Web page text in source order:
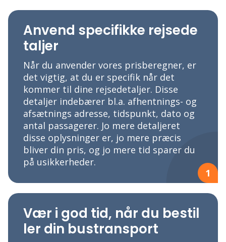
Anvend specifikke rejsede
taljer
Når du anvender vores prisberegner, er
det vigtig, at du er specifik når det
kommer til dine rejsedetaljer. Disse
detaljer indebærer bl.a. afhentnings- og
afsætnings adresse, tidspunkt, dato og
antal passagerer. Jo mere detaljeret
disse oplysninger er, jo mere præcis
bliver din pris, og jo mere tid sparer du
på usikkerheder.
1
Vær i god tid, når du bestil
ler din bustransport